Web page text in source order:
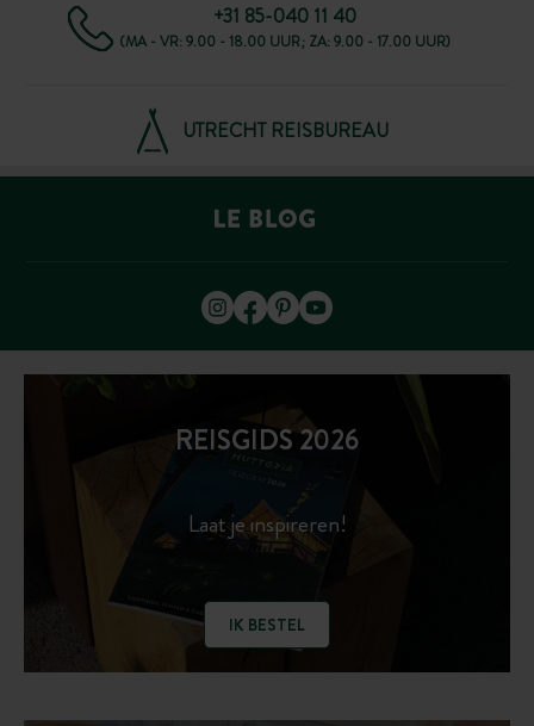
+31 85-040 11 40
(MA - VR: 9.00 - 18.00 UUR; ZA: 9.00 - 17.00 UUR)
UTRECHT REISBUREAU
REISGIDS 2026
Laat je inspireren!
IK BESTEL